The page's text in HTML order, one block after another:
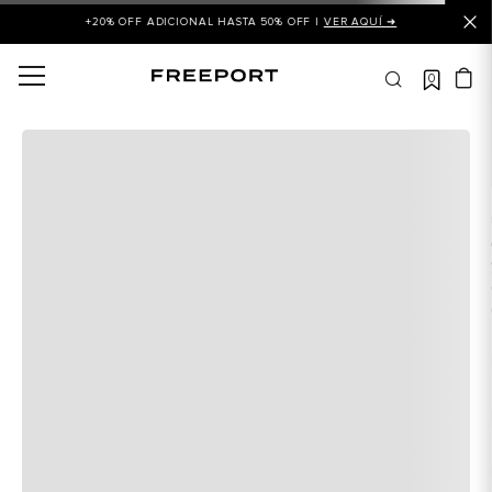
+20% OFF ADICIONAL HASTA 50% OFF | VER AQUÍ ➜
0